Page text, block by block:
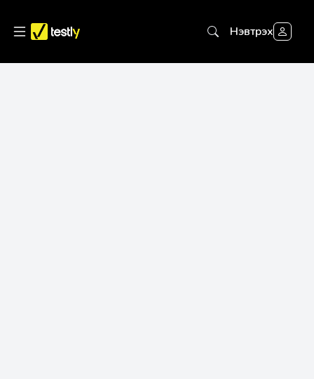
Нэвтрэх